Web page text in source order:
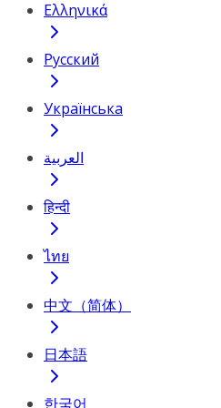
Ελληνικά
Русский
Українська
العربية
हिन्दी
ไทย
中文（简体）
日本語
한국어